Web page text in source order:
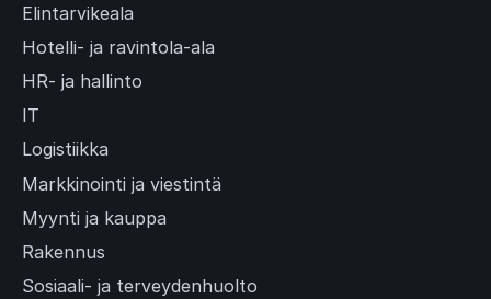
Elintarvikeala
Hotelli- ja ravintola-ala
HR- ja hallinto
IT
Logistiikka
Markkinointi ja viestintä
Myynti ja kauppa
Rakennus
Sosiaali- ja terveydenhuolto